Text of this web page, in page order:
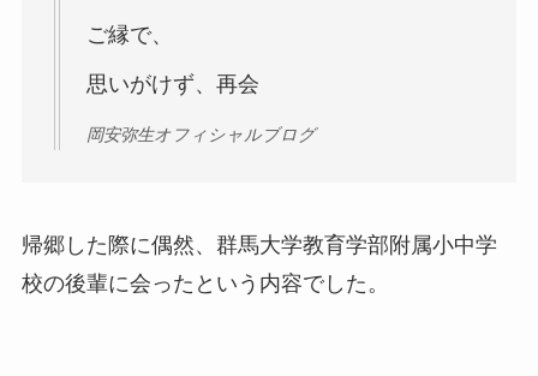
ご縁で、
思いがけず、再会
岡安弥生オフィシャルブログ
帰郷した際に偶然、群馬大学教育学部附属小中学
校の後輩に会ったという内容でした。